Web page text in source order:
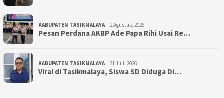
KABUPATEN TASIKMALAYA 2 Agustus, 2026
Pesan Perdana AKBP Ade Papa Rihi Usai Re…
KABUPATEN TASIKMALAYA 31 Juli, 2026
Viral di Tasikmalaya, Siswa SD Diduga Di…